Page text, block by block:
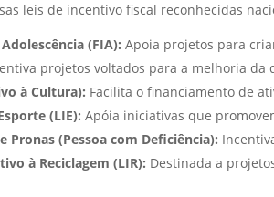
leis de incentivo fiscal reconhecidas
(FIA): Apoia projetos para
projetos voltados para a melhoria da
à Cultura): Facilita o financiamento de
(LIE): Apóia iniciativas que
Pronas (Pessoa com Deficiência):
à Reciclagem (LIR): Destinada a